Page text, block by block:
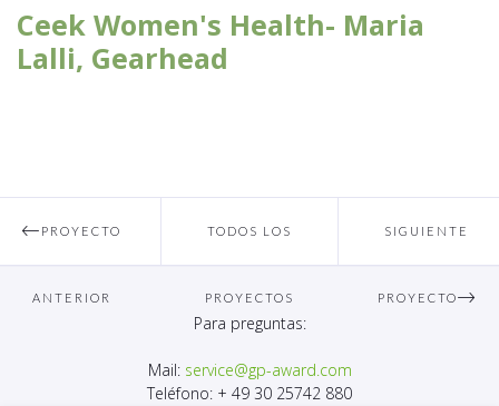
Ceek Women's Health- Maria
Lalli, Gearhead
PROYECTO
ANTERIOR
TODOS LOS
PROYECTOS
SIGUIENTE
PROYECTO
Para preguntas:
Mail: service@gp-award.com
Teléfono: + 49 30 25742 880